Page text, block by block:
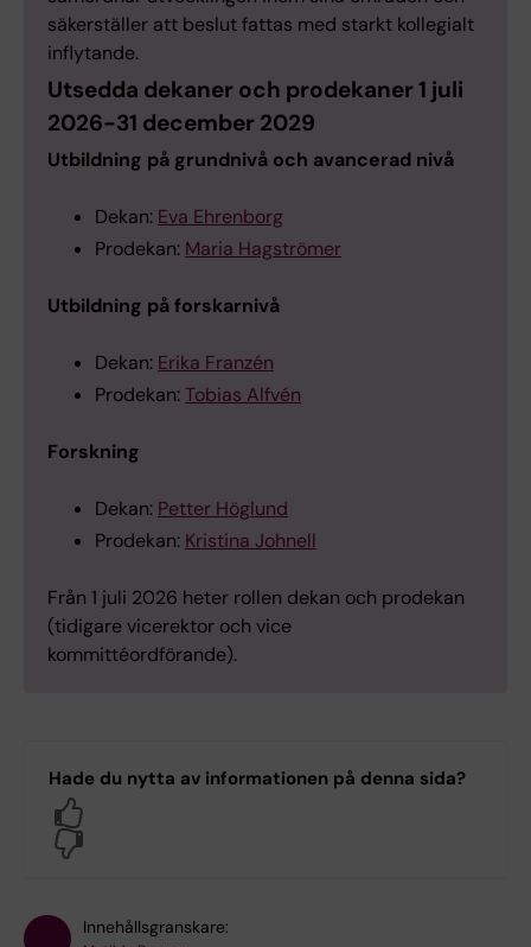
säkerställer att beslut fattas med starkt kollegialt
inflytande.
Utsedda dekaner och prodekaner 1 juli
2026-31 december 2029
Utbildning på grundnivå och avancerad nivå
Dekan: Eva Ehrenborg
Prodekan: Maria Hagströmer
Utbildning på forskarnivå
Dekan: Erika Franzén
Prodekan:Tobias Alfvén
Forskning
Dekan: Petter Höglund
Prodekan: Kristina Johnell
Från 1 juli 2026 heter rollen dekan och prodekan
(tidigare vicerektor och vice
kommittéordförande).
Hade du nytta av informationen på denna sida?
Innehållsgranskare: